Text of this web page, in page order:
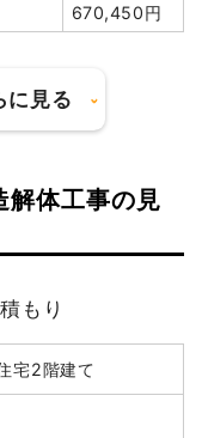
670,450円
に見る
2階建て
円
円
解体工事の見
もり
宅2階建て